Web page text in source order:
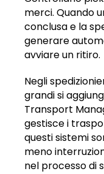
merci. Quando
conclusa e la
generare
avviare un ritiro.
Negli
grandi si
Transport
gestisce i
questi sistemi
meno
nel processo di